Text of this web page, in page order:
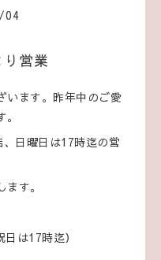
/04
営業
います。昨年中のご愛
日曜日は17時迄の営
す。
は17時迄）